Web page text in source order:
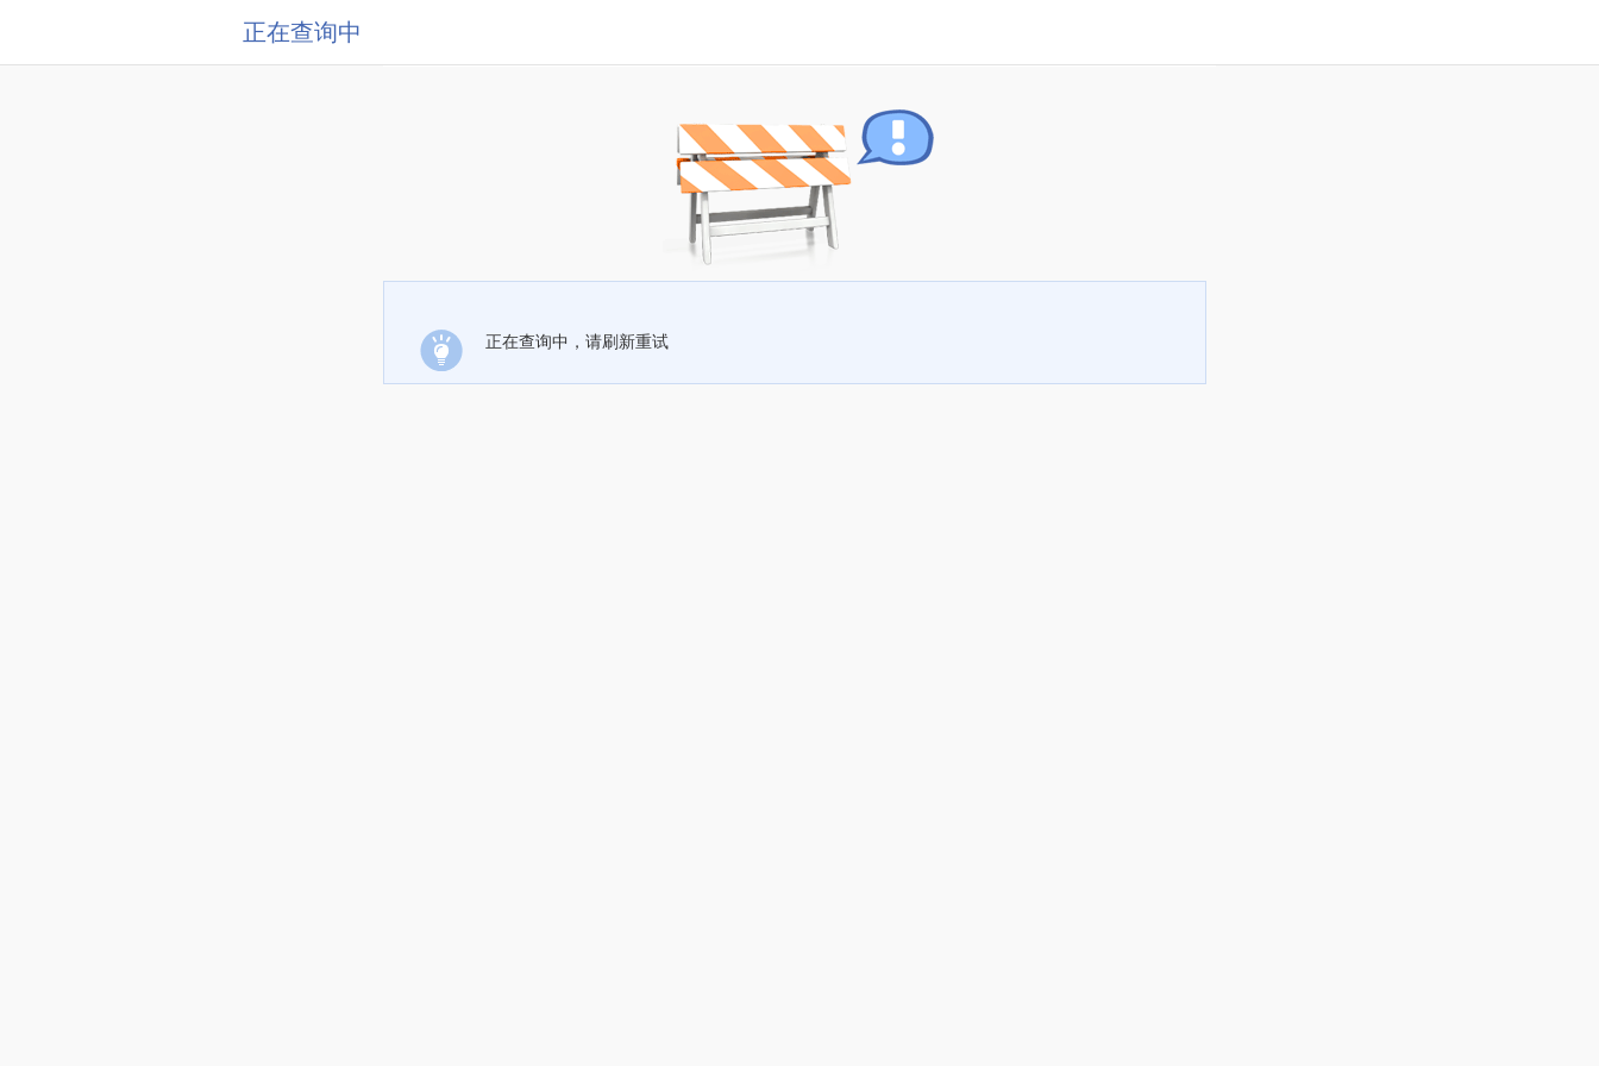
正在查询中
正在查询中，请刷新重试